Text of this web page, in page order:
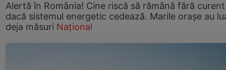
Alertă în România! Cine riscă să rămână fără curent
dacă sistemul energetic cedează. Marile orașe au
deja măsuri Național